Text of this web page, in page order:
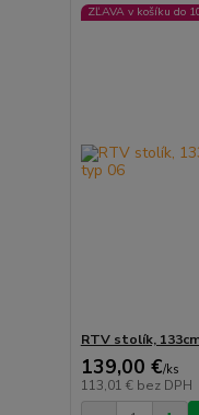
ZĽAVA v košíku do
RTV stolík,
139,00 €/ks
113,01 € bez DPH